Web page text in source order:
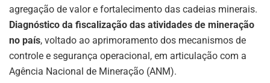
agregação de valor e fortalecimento das cadeias minerais.
Diagnóstico da fiscalização das atividades de mineração
no país, voltado ao aprimoramento dos mecanismos de
controle e segurança operacional, em articulação com a
Agência Nacional de Mineração (ANM).